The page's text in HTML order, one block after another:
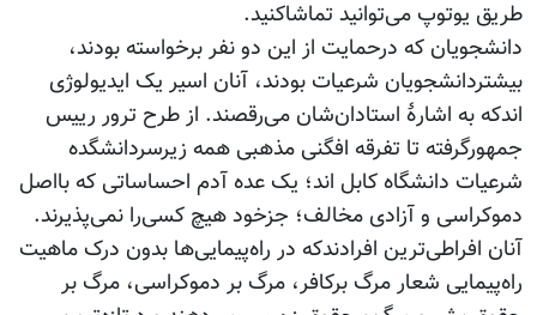
طریق یوتوپ می‌توانید تماشاکنید.
دانشجویان که درحمایت از این دو نفر برخواسته بودند،
بیشتردانشجویان شرعیات بودند، آنان اسیر یک ایدیولوژی
اندکه به اشارۀ استادان‌شان می‌رقصند. از طرح ترور رییس
جمهورگرفته تا تفرقه افگنی مذهبی همه زیرسردانشگده
شرعیات دانشگاه کابل اند؛ یک عده آدم احساساتی که بااصل
دموکراسی و آزادی مخالف؛ جزخود هیچ کسی‌را نمی‌پذیرند.
آنان افراطی‌ترین افرادندکه در راه‌پیمایی‌ها بدون درک ماهیت
راه‌پیمایی شعار مرگ برکافر، مرگ بر دموکراسی، مرگ بر